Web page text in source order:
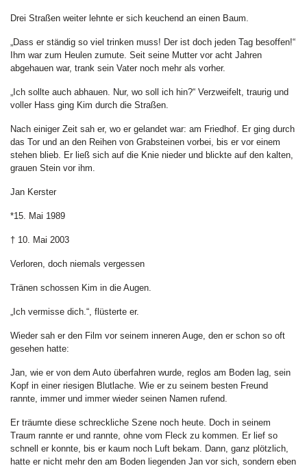
Drei Straßen weiter lehnte er sich keuchend an einen Baum.
„Dass er ständig so viel trinken muss! Der ist doch jeden Tag besoffen!“
Ihm war zum Heulen zumute. Seit seine Mutter vor acht Jahren
abgehauen war, trank sein Vater noch mehr als vorher.
„Ich sollte auch abhauen. Nur, wo soll ich hin?“ Verzweifelt, traurig und
voller Hass ging Kim durch die Straßen.
Nach einiger Zeit sah er, wo er gelandet war: am Friedhof. Er ging durch
das Tor und an den Reihen von Grabsteinen vorbei, bis er vor einem
stehen blieb. Er ließ sich auf die Knie nieder und blickte auf den kalten,
grauen Stein vor ihm.
Jan Kerster
*15. Mai 1989
† 10. Mai 2003
Verloren, doch niemals vergessen
Tränen schossen Kim in die Augen.
„Ich vermisse dich.“, flüsterte er.
Wieder sah er den Film vor seinem inneren Auge, den er schon so oft
gesehen hatte:
Jan, wie er von dem Auto überfahren wurde, reglos am Boden lag, sein
Kopf in einer riesigen Blutlache. Wie er zu seinem besten Freund
rannte, immer und immer wieder seinen Namen rufend.
Er träumte diese schreckliche Szene noch heute. Doch in seinem
Traum rannte er und rannte, ohne vom Fleck zu kommen. Er lief so
schnell er konnte, bis er kaum noch Luft bekam. Dann, ganz plötzlich,
hatte er nicht mehr den am Boden liegenden Jan vor sich, sondern eben